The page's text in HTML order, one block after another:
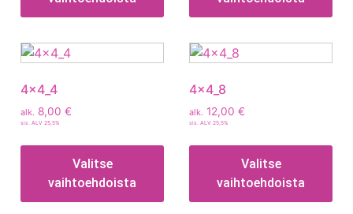
4x4_4
alk. 8,00 €
sis. ALV 25,5%
Valitse
vaihtoehdoista
4x4_8
alk. 12,00 €
sis. ALV 25,5%
Valitse
vaihtoehdoista